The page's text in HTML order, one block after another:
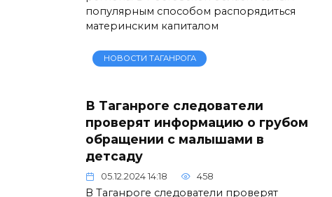
популярным способом распорядиться
материнским капиталом
НОВОСТИ ТАГАНРОГА
В Таганроге следователи
проверят информацию о грубом
обращении с малышами в
детсаду
05.12.2024 14:18 458
В Таганроге следователи проверят